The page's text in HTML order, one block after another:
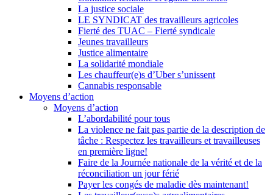
La justice sociale
LE SYNDICAT des travailleurs agricoles
Fierté des TUAC – Fierté syndicale
Jeunes travailleurs
Justice alimentaire
La solidarité mondiale
Les chauffeur(e)s d’Uber s’unissent
Cannabis responsable
Moyens d’action
Moyens d’action
L’abordabilité pour tous
La violence ne fait pas partie de la description de
tâche : Respectez les travailleurs et travailleuses
en première ligne!
Faire de la Journée nationale de la vérité et de la
réconciliation un jour férié
Payer les congés de maladie dès maintenant!